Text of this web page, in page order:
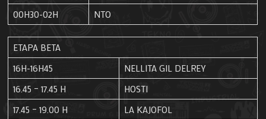
00H30-02H NTO
ETAPA BETA
16H-16H45
NELLITA GIL DELREY
16.45 – 17.45 H
HOSTI
17.45 – 19.00 H
LA KAJOFOL